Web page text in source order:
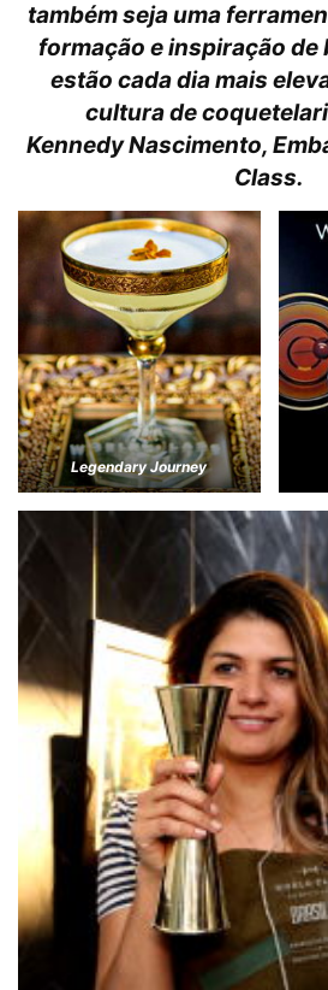
também seja uma
formação e inspiração de
estão cada dia mais
cultura de
Kennedy Nascimento,
Class.
Legendary Journey